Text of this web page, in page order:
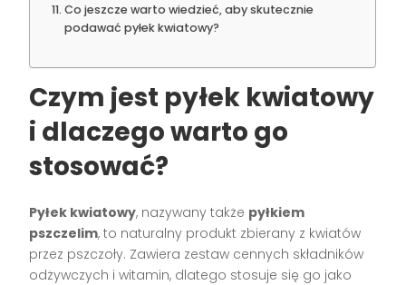
Co jeszcze warto wiedzieć, aby skutecznie
podawać pyłek kwiatowy?
Czym jest pyłek kwiatowy
i dlaczego warto go
stosować?
Pyłek kwiatowy, nazywany także pyłkiem
pszczelim, to naturalny produkt zbierany z kwiatów
przez pszczoły. Zawiera zestaw cennych składników
odżywczych i witamin, dlatego stosuje się go jako